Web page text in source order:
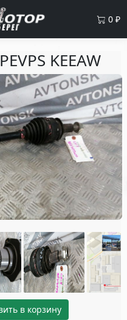
0 ₽
KEEAW
в корзину